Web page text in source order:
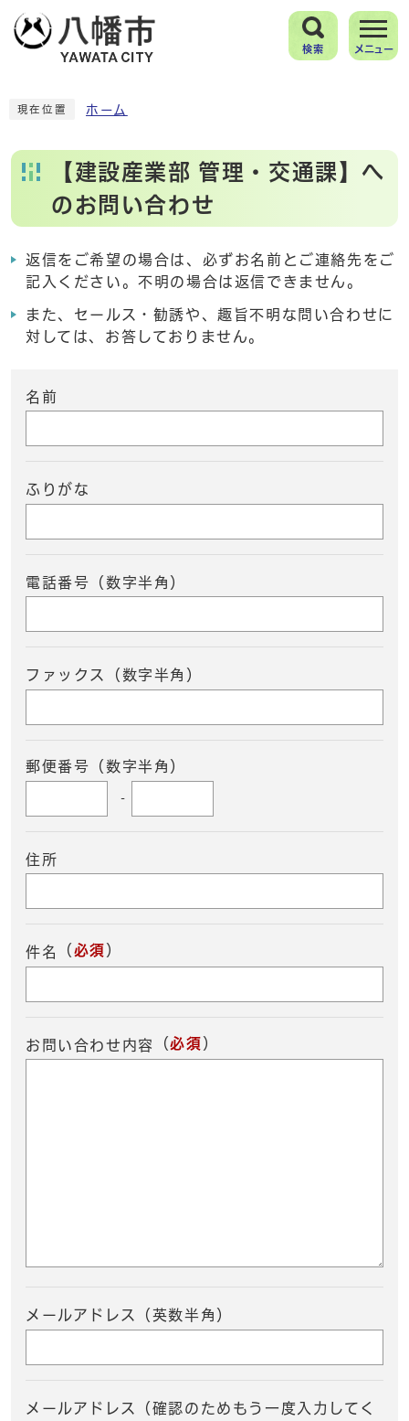
検索 メニュー
現在位置 ホーム
【建設産業部 管理・交通課】へ
のお問い合わせ
返信をご希望の場合は、必ずお名前とご連絡先をご
記入ください。不明の場合は返信できません。
また、セールス・勧誘や、趣旨不明な問い合わせに
対しては、お答しておりません。
名前
ふりがな
電話番号（数字半角）
ファックス（数字半角）
郵便番号（数字半角）
-
住所
件名 （ 必須 ）
お問い合わせ内容 （必須 ）
メールアドレス（英数半角）
メールアドレス（確認のためもう一度入力してく